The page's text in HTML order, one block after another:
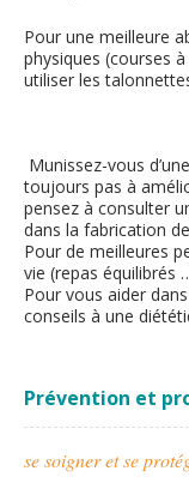
Pour une meilleure
physiques (courses
utiliser les
Munissez-vous
toujours pas à
pensez à consulter
dans la fabrication
Pour de meilleures
vie (repas équilibrés
Pour vous aider
conseils à une
Prévention et
se soigner et se